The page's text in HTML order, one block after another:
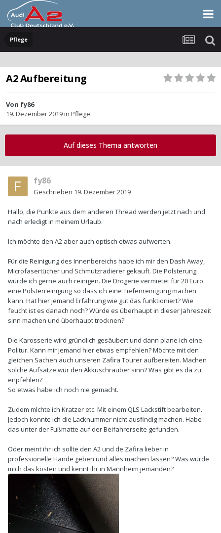
Pflege
A2 Aufbereitung
Von fy86
19. Dezember 2019in Pflege
Auf dieses Thema antworten
fy86
Geschrieben 19. Dezember 2019
Hallo, die Punkte aus dem anderen Thread werden jetzt nach und
nach erledigt in meinem Urlaub.
Ich möchte den A2 aber auch optisch etwas aufwerten.
Für die Reinigung des Innenbereichs habe ich mir den Dash Away,
Microfasertücher und Schmutzradierer gekauft. Die Polsterung
würde ich gerne auch reinigen. Die Drogerie vermietet für 20 Euro
eine Polsterreinigung so dass ich eine Tiefenreinigung machen
kann. Hat hier jemand Erfahrung wie gut das funktioniert? Wie
feucht ist es danach noch? Würde es überhaupt in dieser Jahreszeit
sinn machen und überhaupt trocknen?
Die Karosserie wird gründlich gesäubert und dann plane ich eine
Politur. Kann mir jemand hier etwas empfehlen? Möchte mit den
gleichen Sachen auch unseren Zafira Tourer aufbereiten. Machen
solche Aufsätze wür den Akkuschrauber sinn? Was gibt es da zu
enpfehlen?
So etwas habe ich noch nie gemacht.
Zudem mlchte ich Kratzer etc. Mit einem QLS Lackstift bearbeiten.
Jedoch konnte ich die Lacknummer nicht ausfindig machen. Habe
das unter der Fußmatte auf der Beifahrerseite gefunden.
Oder meint ihr ich sollte den A2 und de Zafira lieber in
professionelle Hände geben und alles machen lassen? Was würde
mich das kosten und kennt ihr in Mannheim jemanden?